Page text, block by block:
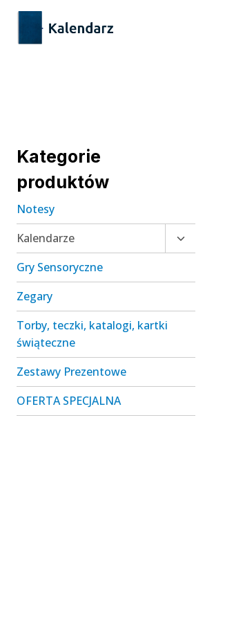
treści
Przejdź
treści
Kategorie
produktów
Notesy
Kalendarze
Przełącz
menu
Gry Sensoryczne
Zegary
Torby, teczki, katalogi, kartki
świąteczne
Zestawy Prezentowe
OFERTA SPECJALNA